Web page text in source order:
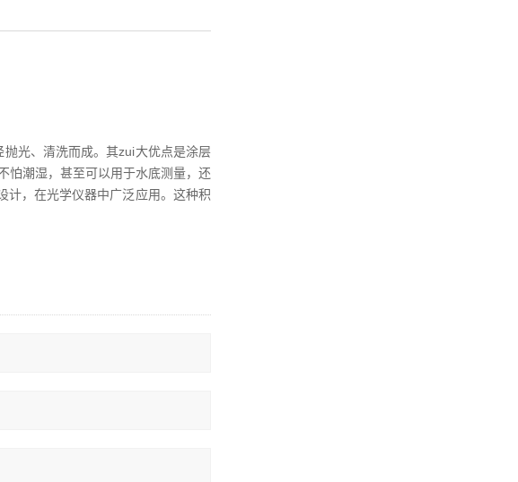
光、清洗而成。其zui大优点是涂层
怕潮湿，甚至可以用于水底测量，还
计，在光学仪器中广泛应用。这种积